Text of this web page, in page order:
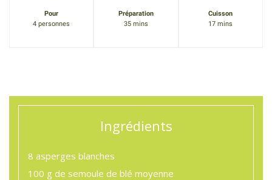
Pour
4 personnes
Préparation
35 mins
Cuisson
17 mins
Ingrédients
8 asperges blanches
100 g de semoule de blé moyenne